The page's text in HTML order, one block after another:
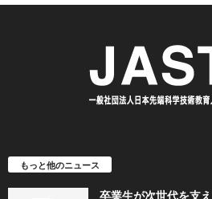
もっと他のニュース
卒業生が次世代を支